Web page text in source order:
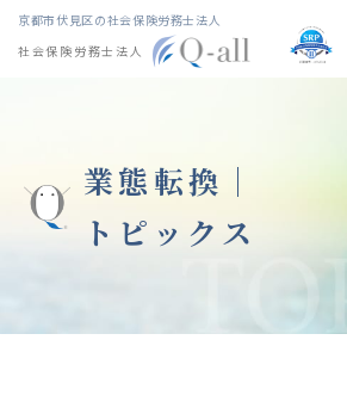
京都市伏見区の社会保険労務士法人
社会保険労務士法人
業態転換｜
トピックス